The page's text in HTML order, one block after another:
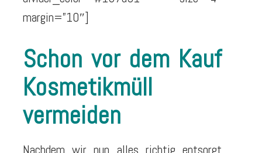
margin=”10″]
Schon vor dem Kauf
Kosmetikmüll
vermeiden